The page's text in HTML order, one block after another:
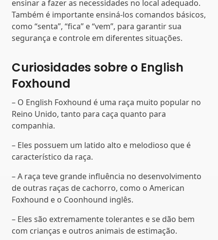
ensinar a fazer as necessidades no local adequado.
Também é importante ensiná-los comandos básicos,
como “senta”, “fica” e “vem”, para garantir sua
segurança e controle em diferentes situações.
Curiosidades sobre o English
Foxhound
– O English Foxhound é uma raça muito popular no
Reino Unido, tanto para caça quanto para
companhia.
– Eles possuem um latido alto e melodioso que é
característico da raça.
– A raça teve grande influência no desenvolvimento
de outras raças de cachorro, como o American
Foxhound e o Coonhound inglês.
– Eles são extremamente tolerantes e se dão bem
com crianças e outros animais de estimação.